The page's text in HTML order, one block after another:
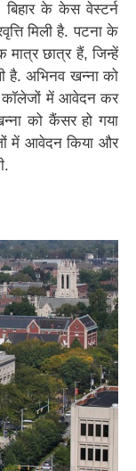
बिहार के केस वेस्टर्न
मिली है. पटना के
मात्र छात्र हैं, जिन्हें
है. अभिनव खन्ना को
कॉलेजों में आवेदन कर
को कैंसर हो गया
में आवेदन किया और